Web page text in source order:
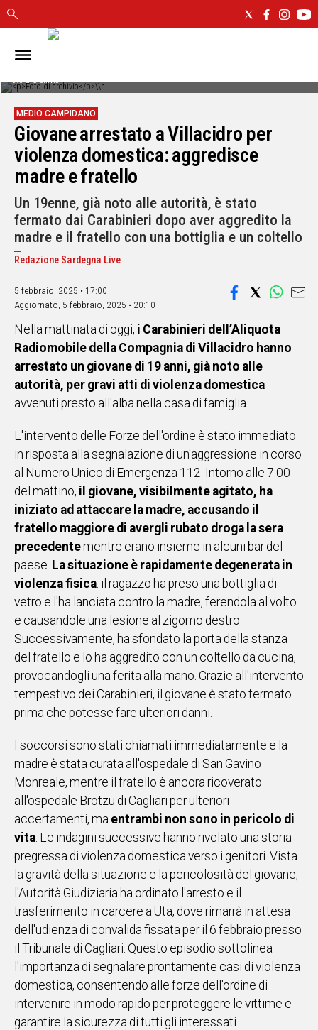
IN
SASSARI
NUORO
ORISTANO
SULCIS
OGLIASTRA
MEDIO
CAMPIDANO
NOTIZIE
IN
ITALIA
NEL
MONDO
SPORT
STORIE
VIDEO
UNISCITI
AL CANALE
WHATSAPP
Social
MEDIO CAMPIDANO
Giovane arrestato a Villacidro per
violenza domestica: aggredisce
madre e fratello
Foto di archivio
Un 19enne, già noto alle autorità, è stato
fermato dai Carabinieri dopo aver aggredito la
madre e il fratello con una bottiglia e un coltello
Redazione Sardegna Live
5 febbraio, 2025 • 17:00
Aggiornato, 5 febbraio, 2025 • 20:10
Nella mattinata di oggi, i Carabinieri dell’Aliquota
Radiomobile della Compagnia di Villacidro hanno
arrestato un giovane di 19 anni, già noto alle
autorità, per gravi atti di violenza domestica
avvenuti presto all'alba nella casa di famiglia.
L'intervento delle Forze dell'ordine è stato immediato
in risposta alla segnalazione di un'aggressione in corso
al Numero Unico di Emergenza 112. Intorno alle 7:00
del mattino, il giovane, visibilmente agitato, ha
iniziato ad attaccare la madre, accusando il
fratello maggiore di avergli rubato droga la sera
precedente mentre erano insieme in alcuni bar del
paese. La situazione è rapidamente degenerata in
violenza fisica: il ragazzo ha preso una bottiglia di
vetro e l'ha lanciata contro la madre, ferendola al volto
e causandole una lesione al zigomo destro.
Successivamente, ha sfondato la porta della stanza
del fratello e lo ha aggredito con un coltello da cucina,
provocandogli una ferita alla mano. Grazie all'intervento
tempestivo dei Carabinieri, il giovane è stato fermato
prima che potesse fare ulteriori danni.
I soccorsi sono stati chiamati immediatamente e la
madre è stata curata all'ospedale di San Gavino
Monreale, mentre il fratello è ancora ricoverato
all'ospedale Brotzu di Cagliari per ulteriori
accertamenti, ma entrambi non sono in pericolo di
vita. Le indagini successive hanno rivelato una storia
pregressa di violenza domestica verso i genitori. Vista
la gravità della situazione e la pericolosità del giovane,
l'Autorità Giudiziaria ha ordinato l'arresto e il
trasferimento in carcere a Uta, dove rimarrà in attesa
dell'udienza di convalida fissata per il 6 febbraio presso
il Tribunale di Cagliari. Questo episodio sottolinea
l'importanza di segnalare prontamente casi di violenza
domestica, consentendo alle forze dell'ordine di
intervenire in modo rapido per proteggere le vittime e
garantire la sicurezza di tutti gli interessati.